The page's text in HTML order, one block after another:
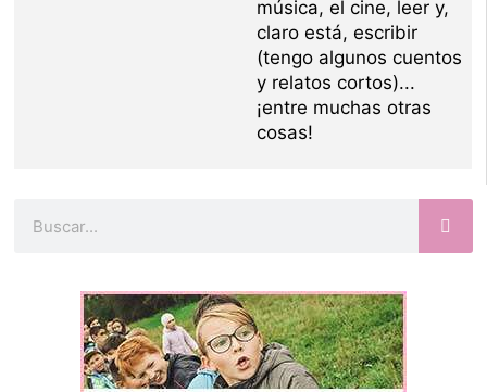
música, el cine, leer y,
claro está, escribir
(tengo algunos cuentos
y relatos cortos)...
¡entre muchas otras
cosas!